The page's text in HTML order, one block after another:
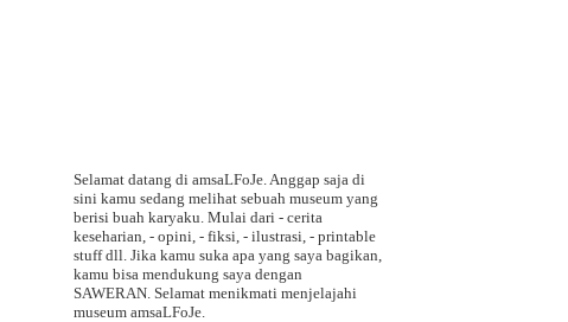
Selamat datang di amsaLFoJe. Anggap saja di
sini kamu sedang melihat sebuah museum yang
berisi buah karyaku. Mulai dari - cerita
keseharian, - opini, - fiksi, - ilustrasi, - printable
stuff dll. Jika kamu suka apa yang saya bagikan,
kamu bisa mendukung saya dengan
SAWERAN. Selamat menikmati menjelajahi
museum amsaLFoJe.